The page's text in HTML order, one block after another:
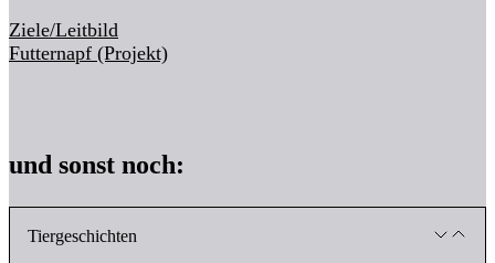
Ziele/Leitbild
Futternapf (Projekt)
und sonst noch:
Tiergeschichten